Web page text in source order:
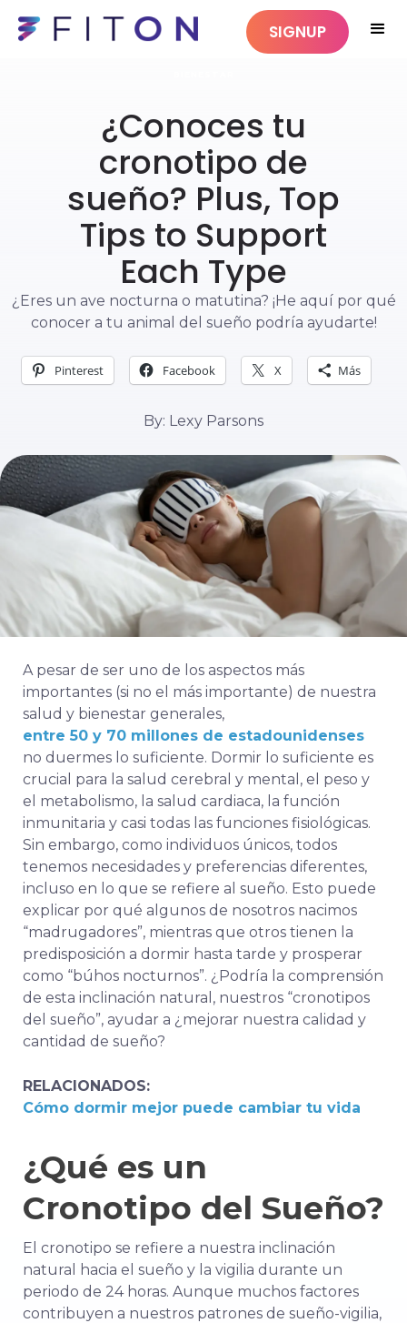
SIGNUP
¿Conoces tu
cronotipo de
sueño? Plus, Top
Tips to Support
Each Type
¿Eres un ave nocturna o matutina? ¡He aquí por qué
conocer a tu animal del sueño podría ayudarte!
Pinterest Facebook X Más
By: Lexy Parsons
A pesar de ser uno de los aspectos más
importantes (si no el más importante) de nuestra
salud y bienestar generales,
entre 50 y 70 millones de estadounidenses
no duermes lo suficiente. Dormir lo suficiente es
crucial para la salud cerebral y mental, el peso y
el metabolismo, la salud cardiaca, la función
inmunitaria y casi todas las funciones fisiológicas.
Sin embargo, como individuos únicos, todos
tenemos necesidades y preferencias diferentes,
incluso en lo que se refiere al sueño. Esto puede
explicar por qué algunos de nosotros nacimos
“madrugadores”, mientras que otros tienen la
predisposición a dormir hasta tarde y prosperar
como “búhos nocturnos”. ¿Podría la comprensión
de esta inclinación natural, nuestros “cronotipos
del sueño”, ayudar a ¿mejorar nuestra calidad y
cantidad de sueño?
RELACIONADOS:
Cómo dormir mejor puede cambiar tu vida
¿Qué es un
Cronotipo del Sueño?
El cronotipo se refiere a nuestra inclinación
natural hacia el sueño y la vigilia durante un
periodo de 24 horas. Aunque muchos factores
contribuyen a nuestros patrones de sueño-vigilia,